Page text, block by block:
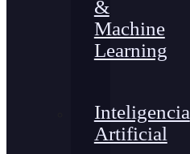
&
Machine
Learning
Inteligencia
Artificial